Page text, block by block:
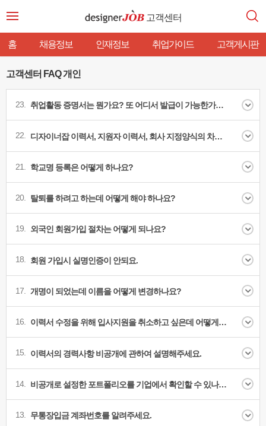
고객센터
홈 채용정보 인재정보 취업가이드 고객게시판
고객센터 FAQ 개인
23. 취업활동 증명서는 뭔가요? 또 어디서 발급이 가능한가요?
22. 디자이너잡 이력서, 지원자 이력서, 회사 지정양식의 차이점은 무엇인가요?
21. 학교명 등록은 어떻게 하나요?
20. 탈퇴를 하려고 하는데 어떻게 해야 하나요?
19. 외국인 회원가입 절차는 어떻게 되나요?
18. 회원 가입시 실명인증이 안되요.
17. 개명이 되었는데 이름을 어떻게 변경하나요?
16. 이력서 수정을 위해 입사지원을 취소하고 싶은데 어떻게 해야 하나요?
15. 이력서의 경력사항 비공개에 관하여 설명해주세요.
14. 비공개로 설정한 포트폴리오를 기업에서 확인할 수 있나요?
13. 무통장입금 계좌번호를 알려주세요.